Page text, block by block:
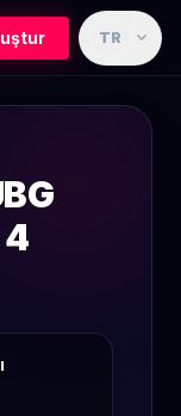
TR expand_more
4